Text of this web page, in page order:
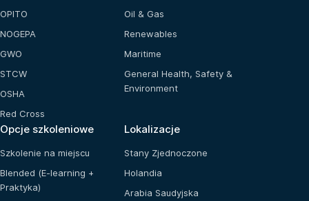
OPITO
NOGEPA
GWO
STCW
OSHA
Red Cross
Oil & Gas
Renewables
Maritime
General Health, Safety &
Environment
Opcje szkoleniowe
Szkolenie na miejscu
Blended (E-learning +
Praktyka)
Lokalizacje
Stany Zjednoczone
Holandia
Arabia Saudyjska